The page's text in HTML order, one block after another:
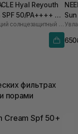
Hyal Reyouth
50/PA++++ 50
Увлажняющий солнцезащитный крем для лица с гиалуроновой кислотой
фильтрах
порами
Cream Spf 50+